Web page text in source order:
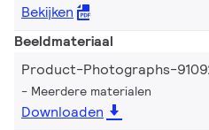
Bekijken
Beeldmateriaal
Product-Photographs-
Meerdere materialen
Downloaden